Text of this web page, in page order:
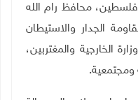
فلسطين، محافظ رام الله
الجدار والاستيطان
الخارجية والمغتربين،